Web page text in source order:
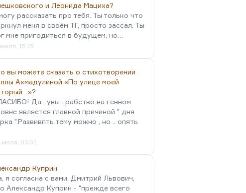
и Леонида Мациха?
рассказать про тебя. Ты только что
меня в своём ТГ, просто зассал. Ты
мне пригодиться в будущем, но…
15:25
вы можете сказать о стихотворении
Ахмадулиной «По улице моей
Да , увы . рабство на генном
является главной причиной " дня
".Развивпть тему можно , но .. опять
июля, 03:01
Куприн
я согласна с вами, Дмитрий Львович,
Александр Куприн - "прежде всего